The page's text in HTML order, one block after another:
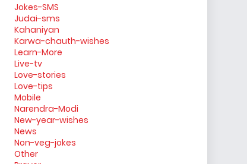
Jokes-SMS
Judai-sms
Kahaniyan
Karwa-chauth-wishes
Learn-More
Live-tv
Love-stories
Love-tips
Mobile
Narendra-Modi
New-year-wishes
News
Non-veg-jokes
Other